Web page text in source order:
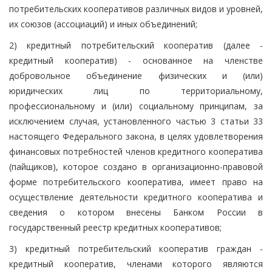
потребительских кооперативов различных видов и уровней,
их союзов (ассоциаций) и иных объединений;
2) кредитный потребительский кооператив (далее -
кредитный кооператив) - основанное на членстве
добровольное объединение физических и (или)
юридических лиц по территориальному,
профессиональному и (или) социальному принципам, за
исключением случая, установленного частью 3 статьи 33
настоящего Федерального закона, в целях удовлетворения
финансовых потребностей членов кредитного кооператива
(пайщиков), которое создано в организационно-правовой
форме потребительского кооператива, имеет право на
осуществление деятельности кредитного кооператива и
сведения о котором внесены Банком России в
государственный реестр кредитных кооперативов;
3) кредитный потребительский кооператив граждан -
кредитный кооператив, членами которого являются